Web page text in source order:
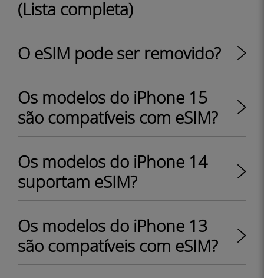
(Lista completa)
O eSIM pode ser removido?
Os modelos do iPhone 15
são compatíveis com eSIM?
Os modelos do iPhone 14
suportam eSIM?
Os modelos do iPhone 13
são compatíveis com eSIM?